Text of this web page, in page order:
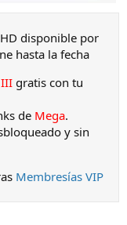
disponible por
hasta la fecha
IIIgratis con tu
de Mega.
y sin
Membresías VIP